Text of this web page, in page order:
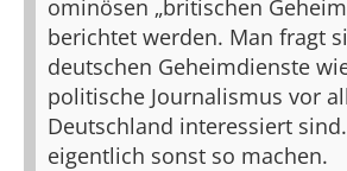
ominösen „britischen
berichtet werden. Man fragt
deutschen Geheimdienste
politische Journalismus vor
Deutschland interessiert
eigentlich sonst so machen.